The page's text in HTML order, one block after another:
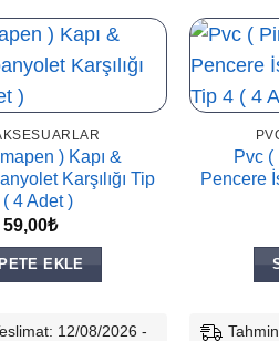
) Kapı &
Karşılığı Tip
( 4 Adet )
59,00₺
EKLE
12/08/2026 -
Pvc (
Pencere